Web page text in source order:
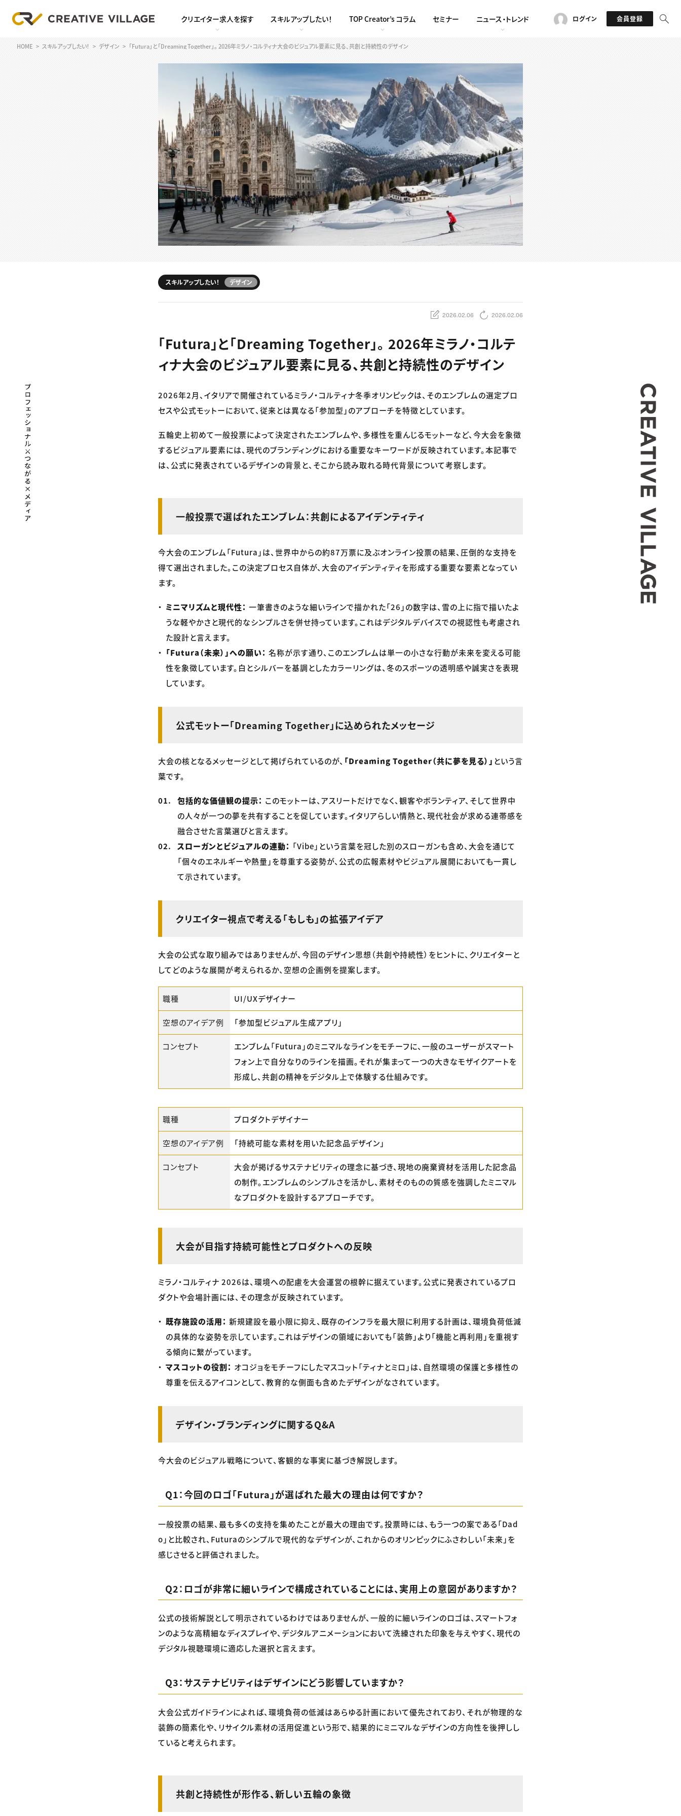
クリエイター求人を探す スキルアップしたい！ TOP Creator’s コラム セミナー ニュース・トレンド ログイン 会員登録
HOME スキルアップしたい！ デザイン 「Futura」と「Dreaming Together」。 2026年ミラノ・コルティナ大会のビジュアル要素に見る、共創と持続性のデザイン
スキルアップしたい！ デザイン
2026.02.06 2026.02.06
「Futura」と「Dreaming Together」。 2026年ミラノ・コルテ
ィナ大会のビジュアル要素に見る、共創と持続性のデザイン
2026年2月、イタリアで開催されているミラノ・コルティナ冬季オリンピックは、そのエンブレムの選定プロ
セスや公式モットーにおいて、従来とは異なる「参加型」のアプローチを特徴としています。
五輪史上初めて一般投票によって決定されたエンブレムや、多様性を重んじるモットーなど、今大会を象徴
するビジュアル要素には、現代のブランディングにおける重要なキーワードが反映されています。本記事で
は、公式に発表されているデザインの背景と、そこから読み取れる時代背景について考察します。
一般投票で選ばれたエンブレム：共創によるアイデンティティ
今大会のエンブレム「Futura」は、世界中からの約87万票に及ぶオンライン投票の結果、圧倒的な支持を
得て選出されました。この決定プロセス自体が、大会のアイデンティティを形成する重要な要素となってい
ます。
ミニマリズムと現代性： 一筆書きのような細いラインで描かれた「26」の数字は、雪の上に指で描いたよ
うな軽やかさと現代的なシンプルさを併せ持っています。これはデジタルデバイスでの視認性も考慮され
た設計と言えます。
「Futura（未来）」への願い： 名称が示す通り、このエンブレムは単一の小さな行動が未来を変える可能
性を象徴しています。白とシルバーを基調としたカラーリングは、冬のスポーツの透明感や誠実さを表現
しています。
公式モットー「Dreaming Together」に込められたメッセージ
大会の核となるメッセージとして掲げられているのが、 「Dreaming Together（共に夢を見る）」 という言
葉です。
包括的な価値観の提示： このモットーは、アスリートだけでなく、観客やボランティア、そして世界中
の人々が一つの夢を共有することを促しています。イタリアらしい情熱と、現代社会が求める連帯感を
融合させた言葉選びと言えます。
スローガンとビジュアルの連動： 「Vibe」という言葉を冠した別のスローガンも含め、大会を通じて
「個々のエネルギーや熱量」を尊重する姿勢が、公式の広報素材やビジュアル展開においても一貫し
て示されています。
クリエイター視点で考える「もしも」の拡張アイデア
大会の公式な取り組みではありませんが、今回のデザイン思想（共創や持続性）をヒントに、クリエイターと
してどのような展開が考えられるか、空想の企画例を提案します。
職種 UI/UXデザイナー
空想のアイデア例 「参加型ビジュアル生成アプリ」
コンセプト
エンブレム「Futura」のミニマルなラインをモチーフに、一般のユーザーがスマート
フォン上で自分なりのラインを描画。それが集まって一つの大きなモザイクアートを
形成し、共創の精神をデジタル上で体験する仕組みです。
職種 プロダクトデザイナー
空想のアイデア例 「持続可能な素材を用いた記念品デザイン」
コンセプト
大会が掲げるサステナビリティの理念に基づき、現地の廃棄資材を活用した記念品
の制作。エンブレムのシンプルさを活かし、素材そのものの質感を強調したミニマル
なプロダクトを設計するアプローチです。
大会が目指す持続可能性とプロダクトへの反映
ミラノ・コルティナ 2026は、環境への配慮を大会運営の根幹に据えています。公式に発表されているプロ
ダクトや会場計画には、その理念が反映されています。
既存施設の活用： 新規建設を最小限に抑え、既存のインフラを最大限に利用する計画は、環境負荷低減
の具体的な姿勢を示しています。これはデザインの領域においても「装飾」より「機能と再利用」を重視す
る傾向に繋がっています。
マスコットの役割： オコジョをモチーフにしたマスコット「ティナとミロ」は、自然環境の保護と多様性の
尊重を伝えるアイコンとして、教育的な側面も含めたデザインがなされています。
デザイン・ブランディングに関するQ&A
今大会のビジュアル戦略について、客観的な事実に基づき解説します。
Q1：今回のロゴ「Futura」が選ばれた最大の理由は何ですか？
一般投票の結果、最も多くの支持を集めたことが最大の理由です。投票時には、もう一つの案である「Dad
o」と比較され、Futuraのシンプルで現代的なデザインが、これからのオリンピックにふさわしい「未来」を
感じさせると評価されました。
Q2：ロゴが非常に細いラインで構成されていることには、実用上の意図がありますか？
公式の技術解説として明示されているわけではありませんが、一般的に細いラインのロゴは、スマートフォ
ンのような高精細なディスプレイや、デジタルアニメーションにおいて洗練された印象を与えやすく、現代の
デジタル視聴環境に適応した選択と言えます。
Q3：サステナビリティはデザインにどう影響していますか？
大会公式ガイドラインによれば、環境負荷の低減はあらゆる計画において優先されており、それが物理的な
装飾の簡素化や、リサイクル素材の活用促進という形で、結果的にミニマルなデザインの方向性を後押しし
ていると考えられます。
共創と持続性が形作る、新しい五輪の象徴